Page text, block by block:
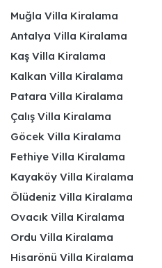
Muğla Villa Kiralama
Antalya Villa Kiralama
Kaş Villa Kiralama
Kalkan Villa Kiralama
Patara Villa Kiralama
Çalış Villa Kiralama
Göcek Villa Kiralama
Fethiye Villa Kiralama
Kayaköy Villa Kiralama
Ölüdeniz Villa Kiralama
Ovacık Villa Kiralama
Ordu Villa Kiralama
Hisarönü Villa Kiralama